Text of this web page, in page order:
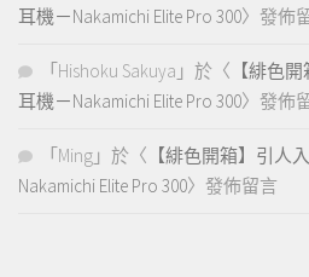
耳機－Nakamichi Elite Pro 300〉發佈
「 Hishoku Sakuya 」於〈 【緋色
耳機－Nakamichi Elite Pro 300〉發佈
「 Ming 」於〈 【緋色開箱】引人
Nakamichi Elite Pro 300〉發佈留言